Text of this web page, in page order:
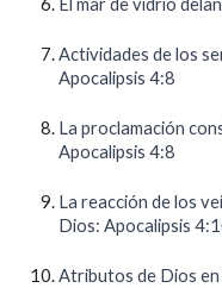
El mar de vidrio
Actividades de los
Apocalipsis 4:8
La proclamación
Apocalipsis 4:8
La reacción de los
Dios: Apocalipsis
Atributos de Dios